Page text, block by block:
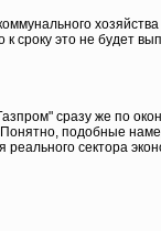
хозяйства
сроку это не будет
сразу же по
подобные
сектора